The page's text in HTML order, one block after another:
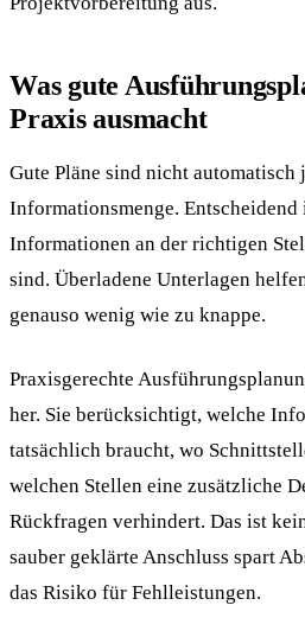
Was gute
Praxis ausmacht
Gute Pläne sind nicht automatisch
Informationsmenge.
Informationen an der richtigen
sind. Überladene Unterlagen
genauso wenig wie zu knappe.
Praxisgerechte
her. Sie berücksichtigt, welche
tatsächlich braucht, wo
welchen Stellen eine zusätzliche
Rückfragen verhindert. Das ist
sauber geklärte Anschluss spart
das Risiko für Fehlleistungen.